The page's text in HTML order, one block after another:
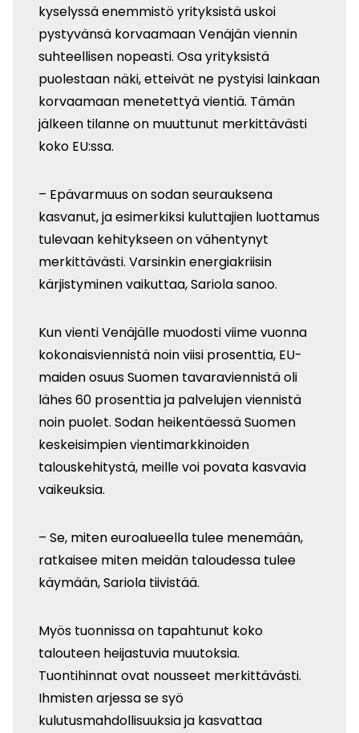
kyselyssä enemmistö yrityksistä uskoi
pystyvänsä korvaamaan Venäjän viennin
suhteellisen nopeasti. Osa yrityksistä
puolestaan näki, etteivät ne pystyisi lainkaan
korvaamaan menetettyä vientiä. Tämän
jälkeen tilanne on muuttunut merkittävästi
koko EU:ssa.
– Epävarmuus on sodan seurauksena
kasvanut, ja esimerkiksi kuluttajien luottamus
tulevaan kehitykseen on vähentynyt
merkittävästi. Varsinkin energiakriisin
kärjistyminen vaikuttaa, Sariola sanoo.
Kun vienti Venäjälle muodosti viime vuonna
kokonaisviennistä noin viisi prosenttia, EU-
maiden osuus Suomen tavaraviennistä oli
lähes 60 prosenttia ja palvelujen viennistä
noin puolet. Sodan heikentäessä Suomen
keskeisimpien vientimarkkinoiden
talouskehitystä, meille voi povata kasvavia
vaikeuksia.
– Se, miten euroalueella tulee menemään,
ratkaisee miten meidän taloudessa tulee
käymään, Sariola tiivistää.
Myös tuonnissa on tapahtunut koko
talouteen heijastuvia muutoksia.
Tuontihinnat ovat nousseet merkittävästi.
Ihmisten arjessa se syö
kulutusmahdollisuuksia ja kasvattaa